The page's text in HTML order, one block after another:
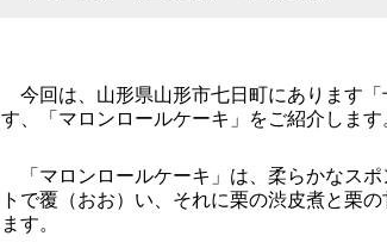
今回は、山形県山形市七日町にあります「
す、「マロンロールケーキ」をご紹介します
「マロンロールケーキ」は、柔らかなス
トで覆（おお）い、それに栗の渋皮煮と栗
ます。